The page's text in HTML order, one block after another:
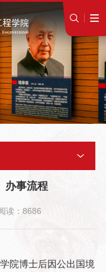
办事流程
读：8686
院博士后因公出国境